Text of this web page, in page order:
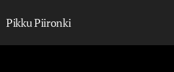
Pikku Piironki